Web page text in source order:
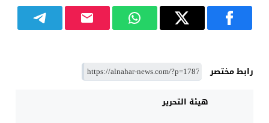
رابط مختصر
هيئة التحرير